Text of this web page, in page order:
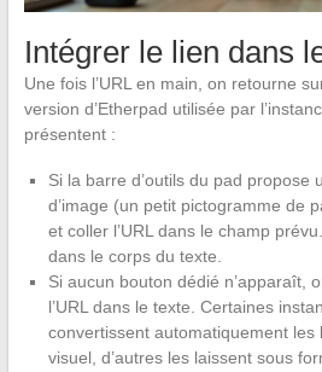
Intégrer le lien dans
Une fois l’URL en main, on retourne
version d’Etherpad utilisée par
présentent :
Si la barre d’outils du pad propose
d’image (un petit pictogramme de
et coller l’URL dans le champ
dans le corps du texte.
Si aucun bouton dédié n’apparaît,
l’URL dans le texte. Certaines
convertissent automatiquement les
visuel, d’autres les laissent sous